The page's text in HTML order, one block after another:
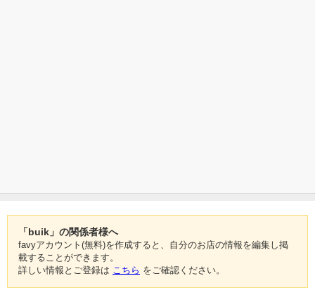
「buik」の関係者様へ
favyアカウント(無料)を作成すると、自分のお店の情報を編集し掲
載することができます。
詳しい情報とご登録は こちら をご確認ください。